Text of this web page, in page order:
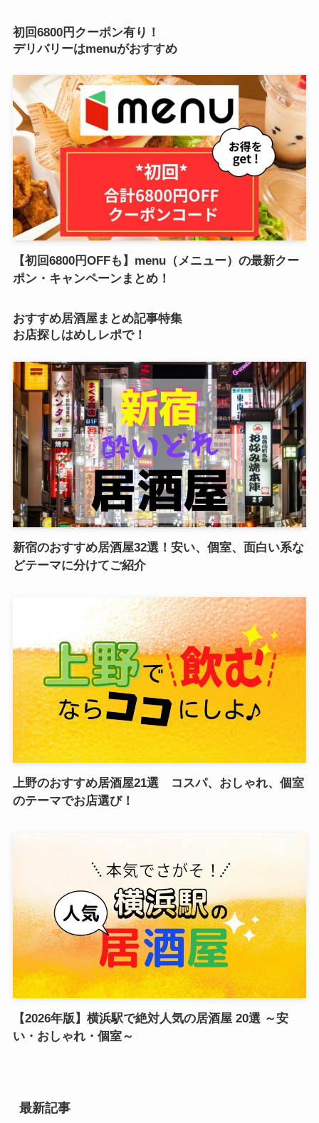
初回6800円クーポン有り！
デリバリーはmenuがおすすめ
【初回6800円OFFも】menu（メニュー）の最新クー
ポン・キャンペーンまとめ！
おすすめ居酒屋まとめ記事特集
お店探しはめしレポで！
新宿のおすすめ居酒屋32選！安い、個室、面白い系な
どテーマに分けてご紹介
上野のおすすめ居酒屋21選 コスパ、おしゃれ、個室
のテーマでお店選び！
【2026年版】横浜駅で絶対人気の居酒屋 20選 ～安
い・おしゃれ・個室～
最新記事